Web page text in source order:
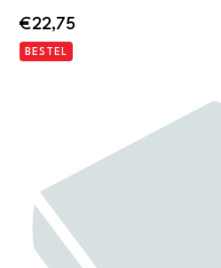
€22,75
BESTEL